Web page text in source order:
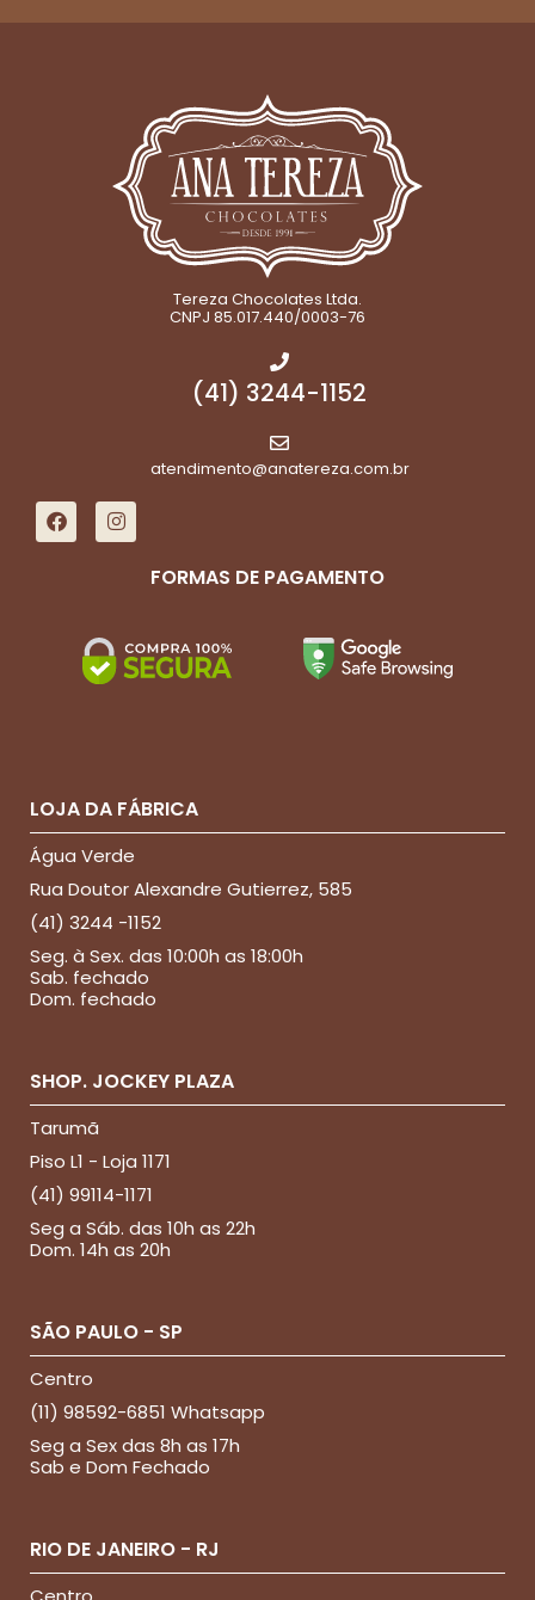
Tereza Chocolates Ltda.
CNPJ 85.017.440/0003-76
(41) 3244-1152
atendimento@anatereza.com.br
FORMAS DE PAGAMENTO
LOJA DA FÁBRICA
Água Verde
Rua Doutor Alexandre Gutierrez, 585
(41) 3244 -1152
Seg. à Sex. das 10:00h as 18:00h
Sab. fechado
Dom. fechado
SHOP. JOCKEY PLAZA
Tarumã
Piso L1 - Loja 1171
(41) 99114-1171
Seg a Sáb. das 10h as 22h
Dom. 14h as 20h
SÃO PAULO - SP
Centro
(11) 98592-6851 Whatsapp
Seg a Sex das 8h as 17h
Sab e Dom Fechado
RIO DE JANEIRO - RJ